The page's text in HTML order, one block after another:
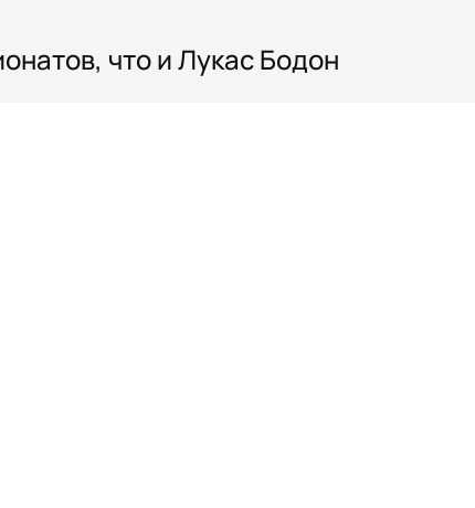
что и Лукас Бодон